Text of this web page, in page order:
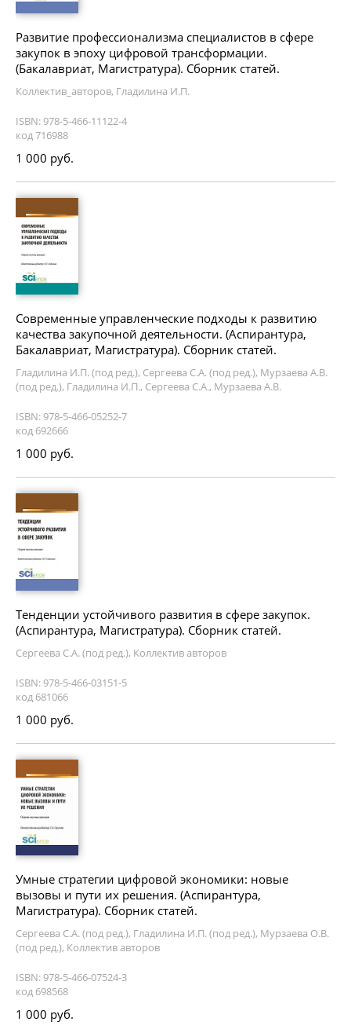
Развитие профессионализма специалистов в сфере
закупок в эпоху цифровой трансформации.
(Бакалавриат, Магистратура). Сборник статей.
Коллектив_авторов, Гладилина И.П.
ISBN: 978-5-466-11122-4
код 716988
1 000 руб.
Современные управленческие подходы к развитию
качества закупочной деятельности. (Аспирантура,
Бакалавриат, Магистратура). Сборник статей.
Гладилина И.П. (под ред.), Сергеева С.А. (под ред.), Мурзаева А.В.
(под ред.), Гладилина И.П., Сергеева С.А., Мурзаева А.В.
ISBN: 978-5-466-05252-7
код 692666
1 000 руб.
Тенденции устойчивого развития в сфере закупок.
(Аспирантура, Магистратура). Сборник статей.
Сергеева С.А. (под ред.), Коллектив авторов
ISBN: 978-5-466-03151-5
код 681066
1 000 руб.
Умные стратегии цифровой экономики: новые
вызовы и пути их решения. (Аспирантура,
Магистратура). Сборник статей.
Сергеева С.А. (под ред.), Гладилина И.П. (под ред.), Мурзаева О.В.
(под ред.), Коллектив авторов
ISBN: 978-5-466-07524-3
код 698568
1 000 руб.